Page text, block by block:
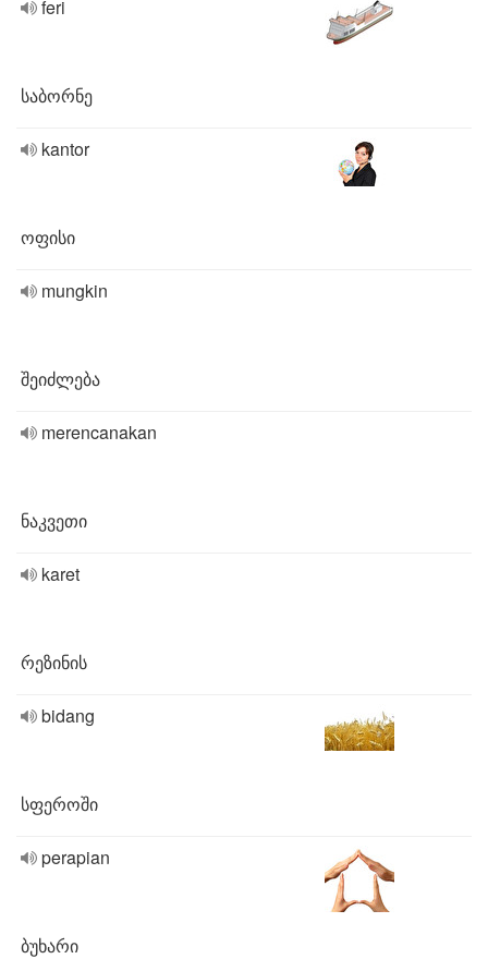
feri
საბორნე
kantor
ოფისი
mungkin
შეიძლება
merencanakan
ნაკვეთი
karet
რეზინის
bidang
სფეროში
perapian
ბუხარი